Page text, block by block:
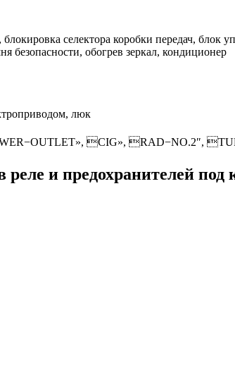
, блокировка селектора коробки передач, блок
безопасности, обогрев зеркал, кондиционер
люк
CIG», RAD−NO.2″,
реле и предохранителей